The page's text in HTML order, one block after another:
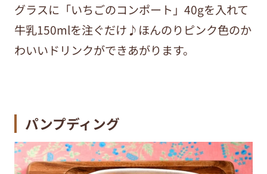
グラスに「いちごのコンポート」 40gを入れて
牛乳150mlを注ぐだけ♪ほんのりピンク色のか
わいいドリンクができあがります。
パンプディング